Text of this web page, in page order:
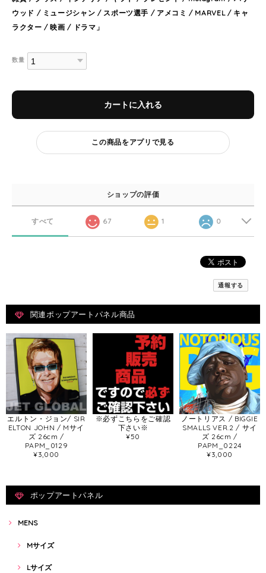
ウッド / ミュージシャン / スポーツ選手 / アメコミ / MARVEL / キャ
ラクター / 映画 / ドラマ」
数量
カートに入れる
この商品をアプリで見る
ショップの評価
すべて 67 1 0
通報する
関連ポップアートパネル商品
エルトン・ジョン/ SIR
ELTON JOHN / Mサイ
ズ 26cm /
PAPM_0129
¥3,000
※必ずこちらをご確認
下さい※
¥50
ノートリアス / BIGGIE
SMALLS VER.2 / サイ
ズ 26cm /
PAPM_0224
¥3,000
ポップアートパネル
MENS
Mサイズ
Lサイズ